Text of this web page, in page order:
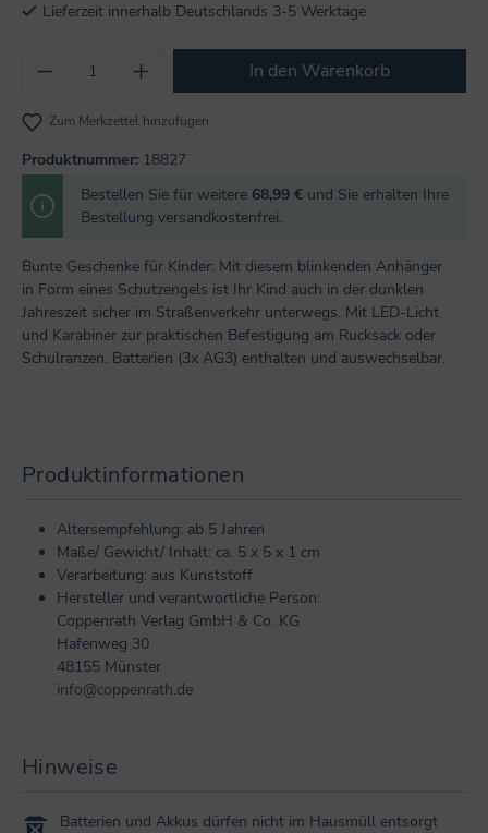
Lieferzeit innerhalb Deutschlands 3-5 Werktage
Produkt Anzahl: Gib den gewünschten
In den Warenkorb
Zum Merkzettel hinzufügen
Produktnummer: 18827
Bestellen Sie für weitere 68,99 € und Sie erhalten Ihre
Bestellung versandkostenfrei.
Bunte Geschenke für Kinder: Mit diesem blinkenden Anhänger
in Form eines Schutzengels ist Ihr Kind auch in der dunklen
Jahreszeit sicher im Straßenverkehr unterwegs. Mit LED-Licht
und Karabiner zur praktischen Befestigung am Rucksack oder
Schulranzen. Batterien (3x AG3) enthalten und auswechselbar.
Produktinformationen
Altersempfehlung: ab 5 Jahren
Maße/ Gewicht/ Inhalt: ca. 5 x 5 x 1 cm
Verarbeitung: aus Kunststoff
Hersteller und verantwortliche Person:
Coppenrath Verlag GmbH & Co. KG
Hafenweg 30
48155 Münster
info@coppenrath.de
Hinweise
Batterien und Akkus dürfen nicht im Hausmüll entsorgt